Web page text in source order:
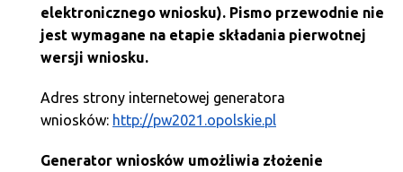
elektronicznego wniosku). Pismo przewodnie nie
jest wymagane na etapie składania pierwotnej
wersji wniosku.
Adres strony internetowej generatora
wniosków: http://pw2021.opolskie.pl
Generator wniosków umożliwia złożenie